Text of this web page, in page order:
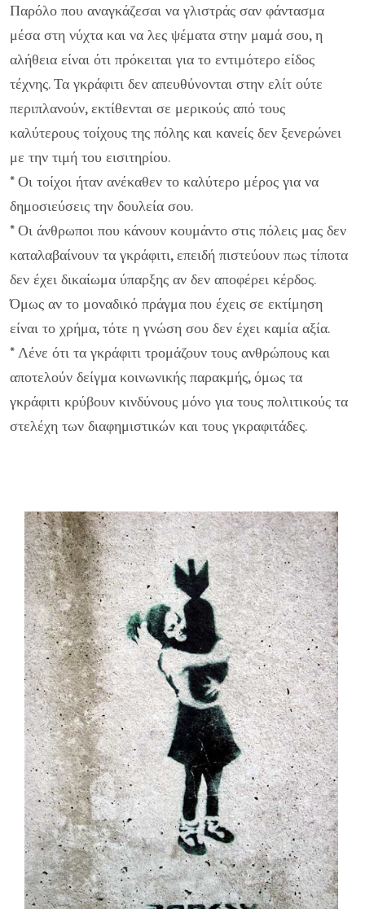
Παρόλο που αναγκάζεσαι να γλιστράς σαν φάντασμα
μέσα στη νύχτα και να λες ψέματα στην μαμά σου, η
αλήθεια είναι ότι πρόκειται για το εντιμότερο είδος
τέχνης. Τα γκράφιτι δεν απευθύνονται στην ελίτ ούτε
περιπλανούν, εκτίθενται σε μερικούς από τους
καλύτερους τοίχους της πόλης και κανείς δεν ξενερώνει
με την τιμή του εισιτηρίου.
* Οι τοίχοι ήταν ανέκαθεν το καλύτερο μέρος για να
δημοσιεύσεις την δουλεία σου.
* Οι άνθρωποι που κάνουν κουμάντο στις πόλεις μας δεν
καταλαβαίνουν τα γκράφιτι, επειδή πιστεύουν πως τίποτα
δεν έχει δικαίωμα ύπαρξης αν δεν αποφέρει κέρδος.
Όμως αν το μοναδικό πράγμα που έχεις σε εκτίμηση
είναι το χρήμα, τότε η γνώση σου δεν έχει καμία αξία.
* Λένε ότι τα γκράφιτι τρομάζουν τους ανθρώπους και
αποτελούν δείγμα κοινωνικής παρακμής, όμως τα
γκράφιτι κρύβουν κινδύνους μόνο για τους πολιτικούς τα
στελέχη των διαφημιστικών και τους γκραφιτάδες.